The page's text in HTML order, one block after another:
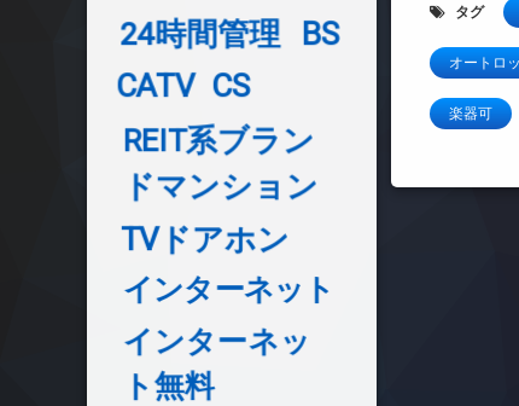
タグ
オートロ
楽器可
24時間管理
BS
CATV CS
REIT系ブラン
ドマンション
TVドアホン
インターネット
インターネッ
ト無料